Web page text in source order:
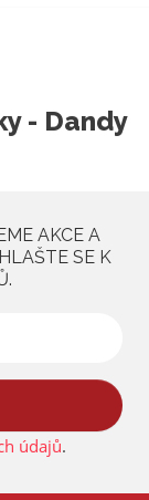
- Dandy
AKCE A
SE K
údajů.